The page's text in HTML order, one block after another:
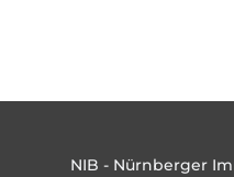
NIB - Nürnberger